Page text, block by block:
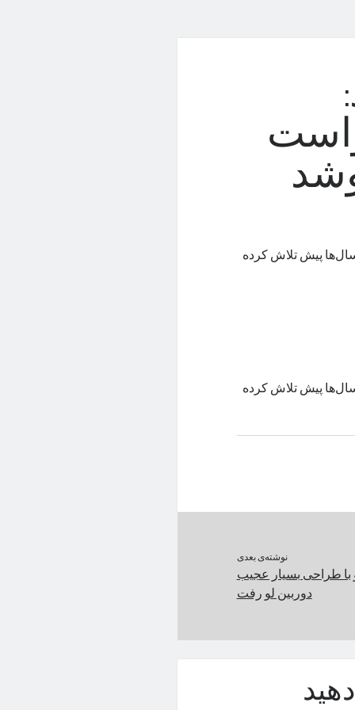
پیش تلاش کرده
پیش تلاش کرده
نوشته‌ی بعدی
آیفون ۱۶ پرو با طراحی بسیار عجیب
دوربین لو رفت